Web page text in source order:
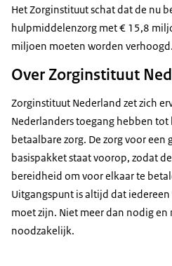
Het Zorginstituut schat dat de nu
hulpmiddelenzorg met € 15,8
miljoen moeten worden verhoogd.
Over Zorginstituut
Zorginstituut Nederland zet zich
Nederlanders toegang hebben
betaalbare zorg. De zorg voor een
basispakket staat voorop, zodat
bereidheid om voor elkaar te
Uitgangspunt is altijd dat iedereen
moet zijn. Niet meer dan nodig
noodzakelijk.